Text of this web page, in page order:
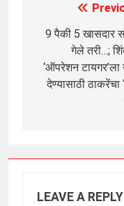
navigation
9 पैकी 5 खासदार
गेले तरी…;
‘ऑपरेशन टायगर’ला
देण्यासाठी ठाकरेंचा
LEAVE A REPLY